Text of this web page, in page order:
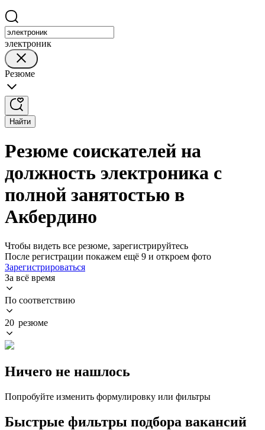
электроник
Резюме
Найти
Резюме соискателей на
должность электроника с
полной занятостью в
Акбердино
Чтобы видеть все резюме, зарегистрируйтесь
После регистрации покажем ещё 9 и откроем фото
Зарегистрироваться
За всё время
По соответствию
20 резюме
Ничего не нашлось
Попробуйте изменить формулировку или фильтры
Быстрые фильтры подбора вакансий